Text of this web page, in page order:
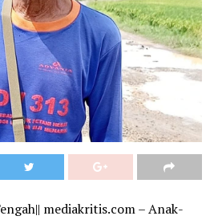
mediakritis.com – Anak-